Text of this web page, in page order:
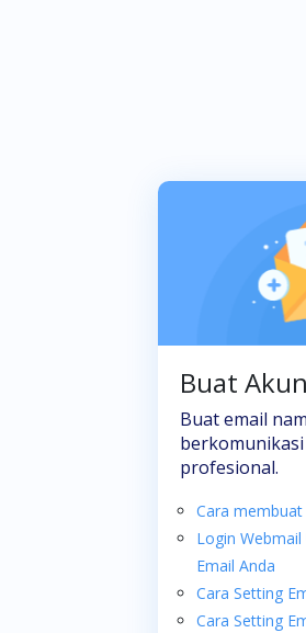
Buat
Buat email
profesional.
Cara
Login
Email Anda
Cara Setting
Cara Setting